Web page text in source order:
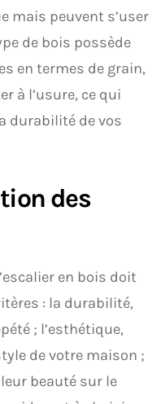
mais peuvent s’user
de bois possède
en termes de grain,
à l’usure, ce qui
durabilité de vos
des
en bois doit
: la durabilité,
; l’esthétique,
de votre maison ;
beauté sur le